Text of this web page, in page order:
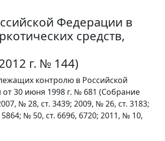
Федерации в
средств,
г. № 144)
контролю в Российской
30 июня 1998 г. № 681 (Собрание
№ 28, ст. 3439; 2009, № 26, ст. 3183;
№ 50, ст. 6696, 6720; 2011, № 10,